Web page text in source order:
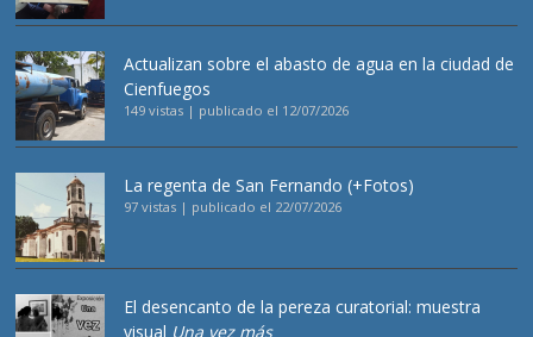
Actualizan sobre el abasto de agua en la ciudad de
Cienfuegos
149 vistas | publicado el 12/07/2026
La regenta de San Fernando (+Fotos)
97 vistas | publicado el 22/07/2026
El desencanto de la pereza curatorial: muestra
visual Una vez más